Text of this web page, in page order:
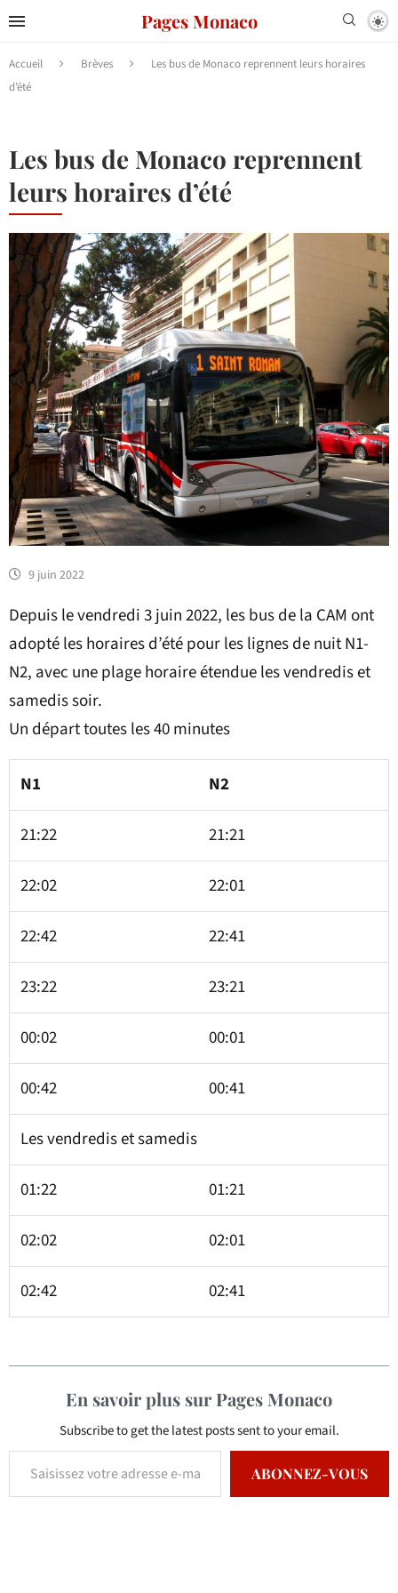
Pages Monaco
Accueil Brèves
Les bus de Monaco reprennent leurs horaires
d’été
Les bus de Monaco reprennent
leurs horaires d’été
9 juin 2022
Depuis le vendredi 3 juin 2022, les bus de la CAM ont
adopté les horaires d’été pour les lignes de nuit N1-
N2, avec une plage horaire étendue les vendredis et
samedis soir.
Un départ toutes les 40 minutes
N1 N2
21:22 21:21
22:02 22:01
22:42 22:41
23:22 23:21
00:02 00:01
00:42 00:41
Les vendredis et samedis
01:22 01:21
02:02 02:01
02:42 02:41
En savoir plus sur Pages Monaco
Subscribe to get the latest posts sent to your email.
ABONNEZ-VOUS